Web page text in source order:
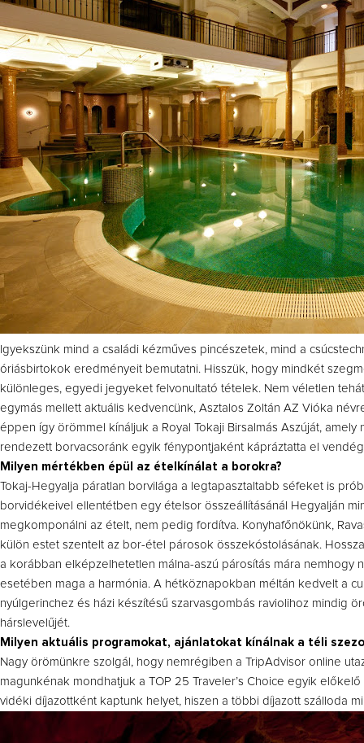
Igyekszünk mind a családi kézműves pincészetek, mind a
óriásbirtokok eredményeit bemutatni. Hisszük, hogy mindkét
különleges, egyedi jegyeket felvonultató tételek. Nem véletlen
egymás mellett aktuális kedvencünk, Asztalos Zoltán AZ Vióka
éppen így örömmel kínáljuk a Royal Tokaji Birsalmás Aszúját,
rendezett borvacsoránk egyik fénypontjaként kápráztatta el
Milyen mértékben épül az ételkínálat a borokra?
Tokaj-Hegyalja páratlan borvilága a legtapasztaltabb séfeket is
borvidékeivel ellentétben egy ételsor összeállításánál Hegyalján
megkomponálni az ételt, nem pedig fordítva. Konyhafőnökünk,
külön estet szentelt az bor-étel párosok összekóstolásának.
a korábban elképzelhetetlen málna-aszú párosítás mára nemhogy
esetében maga a harmónia. A hétköznapokban méltán kedvelt a
nyúlgerinchez és házi készítésű szarvasgombás raviolihoz mindig
hárslevelűjét.
Milyen aktuális programokat, ajánlatokat kínálnak a téli
Nagy örömünkre szolgál, hogy nemrégiben a TripAdvisor online
magunkénak mondhatjuk a TOP 25 Traveler’s Choice egyik
vidéki díjazottként kaptunk helyet, hiszen a többi díjazott szálloda